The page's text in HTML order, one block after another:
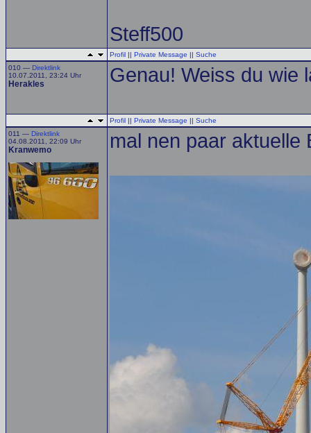
Steff500
Profil || Private Message || Suche
010 — Direktlink
10.07.2011, 23:24 Uhr
Herakles Genau! Weiss du wie
Profil || Private Message || Suche
011 — Direktlink
04.08.2011, 22:09 Uhr
Kranwemo mal nen paar aktuelle